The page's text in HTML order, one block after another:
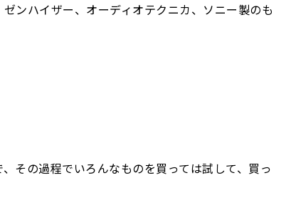
ンハイザー、オーディオテクニカ、ソニー製のも
その過程でいろんなものを買っては試して、買っ